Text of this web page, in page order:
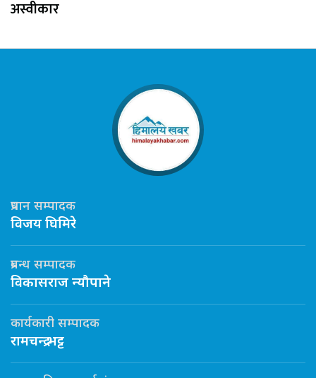
अस्वीकार
प्रधान सम्पादक
विजय घिमिरे
प्रबन्ध सम्पादक
विकासराज न्यौपाने
कार्यकारी सम्पादक
रामचन्द्र भट्ट